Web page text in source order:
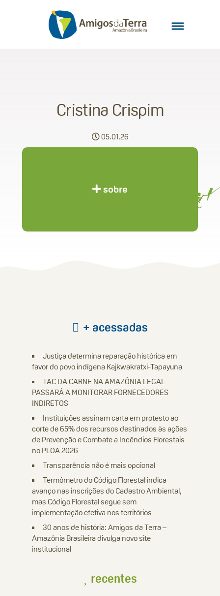
Cristina Crispim
05.01.26
sobre
+ acessadas
Justiça determina reparação histórica em
favor do povo indígena Kajkwakratxi-Tapayuna
TAC DA CARNE NA AMAZÔNIA LEGAL
PASSARÁ A MONITORAR FORNECEDORES
INDIRETOS
Instituições assinam carta em protesto ao
corte de 65% dos recursos destinados às ações
de Prevenção e Combate a Incêndios Florestais
no PLOA 2026
Transparência não é mais opcional
Termômetro do Código Florestal indica
avanço nas inscrições do Cadastro Ambiental,
mas Código Florestal segue sem
implementação efetiva nos territórios
30 anos de história: Amigos da Terra –
Amazônia Brasileira divulga novo site
institucional
recentes